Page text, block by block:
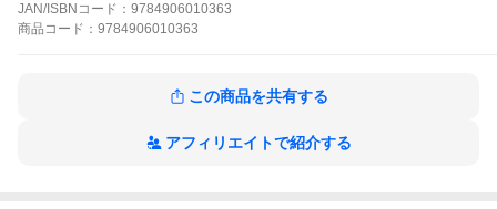
JAN/ISBNコード： 9784906010363
商品 コード： 9784906010363
この商品を共有する
アフィリエイトで紹介する